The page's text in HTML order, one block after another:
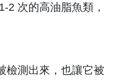
2 次的高油脂魚類，
檢測出來，也讓它被